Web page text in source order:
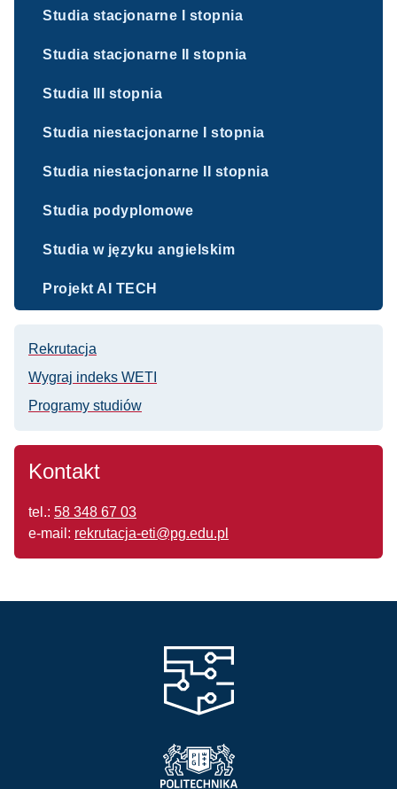
Studia stacjonarne I stopnia
Studia stacjonarne II stopnia
Studia III stopnia
Studia niestacjonarne I stopnia
Studia niestacjonarne II stopnia
Studia podyplomowe
Studia w języku angielskim
Projekt AI TECH
Rekrutacja
Wygraj indeks WETI
Programy studiów
Kontakt
tel.: 58 348 67 03
e-mail: rekrutacja-eti@pg.edu.pl